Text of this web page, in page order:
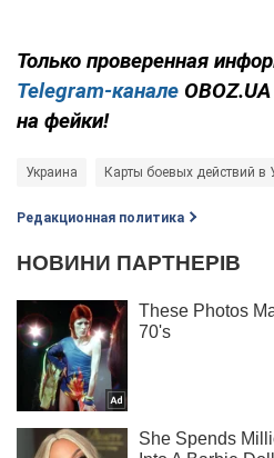
Только проверенная
Telegram-канале
на фейки!
Украина Карты боевых действий в
Редакционная политика